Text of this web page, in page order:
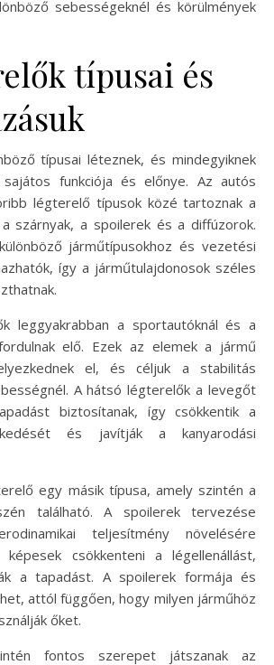
sebességeknél és körülmények
típusai és
típusai léteznek, és mindegyiknek
funkciója és előnye. Az autós
légterelő típusok közé tartoznak a
szárnyak, a spoilerek és a diffúzorok.
járműtípusokhoz és vezetési
így a járműtulajdonosok széles
leggyakrabban a sportautóknál és a
elő. Ezek az elemek a jármű
el, és céljuk a stabilitás
A hátsó légterelők a levegőt
biztosítanak, így csökkentik a
és javítják a kanyarodási
egy másik típusa, amely szintén a
található. A spoilerek tervezése
teljesítmény növelésére
csökkenteni a légellenállást,
a tapadást. A spoilerek formája és
attól függően, hogy milyen járműhöz
őket.
fontos szerepet játszanak az